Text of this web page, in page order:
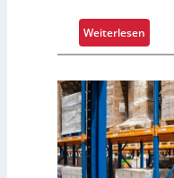
x
r
i
s
t
a
l
s
Weiterlesen
K
a
g
a
r
m